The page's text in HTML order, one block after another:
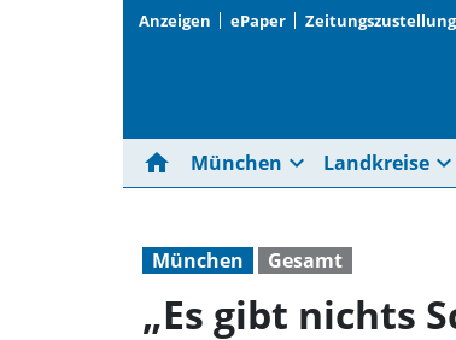
Anzeigen ePaper Zeitungszustellung
home München expand_more Landkreise expand_more
München Gesamt
„Es gibt nichts